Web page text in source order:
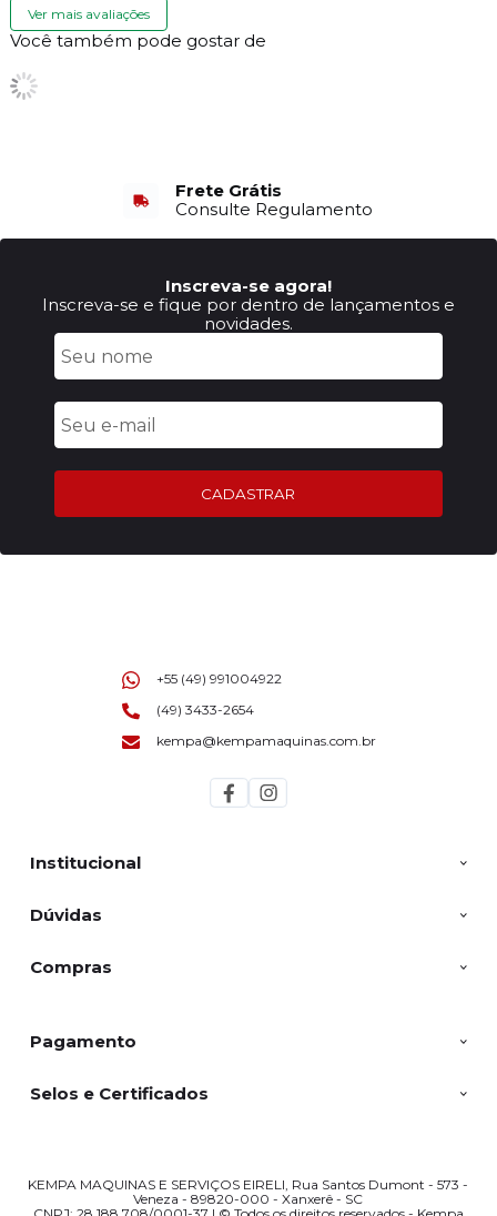
Ver mais avaliações
Você também pode gostar de
Frete Grátis
Consulte Regulamento
Inscreva-se agora!
Inscreva-se e fique por dentro de lançamentos e
novidades.
CADASTRAR
Institucional
Dúvidas
Compras
+55 (49) 991004922
(49) 3433-2654
kempa@kempamaquinas.com.br
Pagamento
Selos e Certificados
KEMPA MAQUINAS E SERVIÇOS EIRELI, Rua Santos Dumont - 573 -
Veneza - 89820-000 - Xanxerê - SC